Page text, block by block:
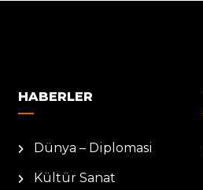
HABERLER
Dünya – Diplomasi
Kültür Sanat